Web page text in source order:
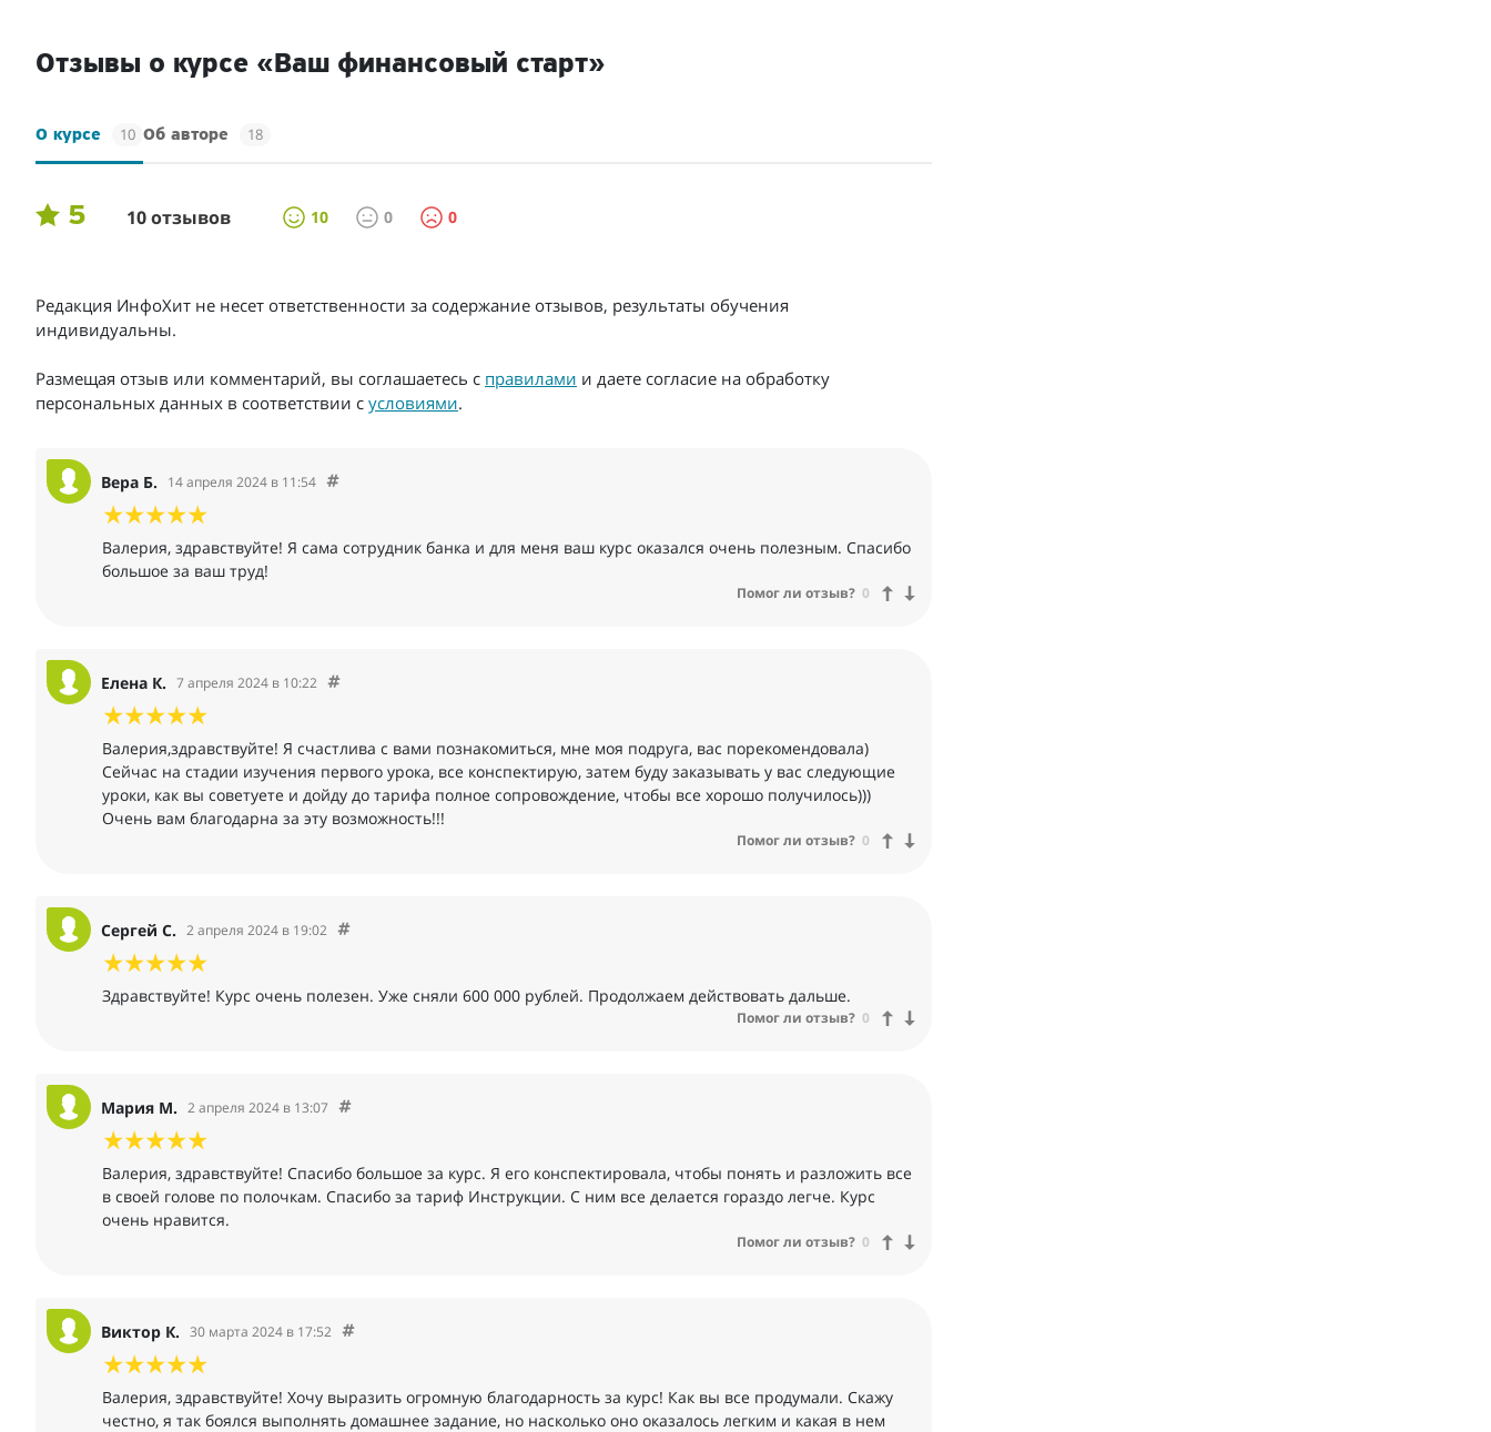
Отзывы о курсе «Ваш финансовый старт»
О курсе 10 Об авторе 18
5 10 отзывов 10 0 0
Редакция ИнфоХит не несет ответственности за содержание отзывов, результаты обучения
индивидуальны.
Размещая отзыв или комментарий, вы соглашаетесь с правилами и даете согласие на обработку
персональных данных в соответствии с условиями.
Вера Б. 14 апреля 2024 в 11:54
Валерия, здравствуйте! Я сама сотрудник банка и для меня ваш курс оказался очень полезным. Спасибо
большое за ваш труд!
Помог ли отзыв? 0
Елена К. 7 апреля 2024 в 10:22
Валерия,здравствуйте! Я счастлива с вами познакомиться, мне моя подруга, вас порекомендовала)
Сейчас на стадии изучения первого урока, все конспектирую, затем буду заказывать у вас следующие
уроки, как вы советуете и дойду до тарифа полное сопровождение, чтобы все хорошо получилось)))
Очень вам благодарна за эту возможность!!!
Помог ли отзыв? 0
Сергей С. 2 апреля 2024 в 19:02
Здравствуйте! Курс очень полезен. Уже сняли 600 000 рублей. Продолжаем действовать дальше.
Помог ли отзыв? 0
Мария М. 2 апреля 2024 в 13:07
Валерия, здравствуйте! Спасибо большое за курс. Я его конспектировала, чтобы понять и разложить все
в своей голове по полочкам. Спасибо за тариф Инструкции. С ним все делается гораздо легче. Курс
очень нравится.
Помог ли отзыв? 0
Виктор К. 30 марта 2024 в 17:52
Валерия, здравствуйте! Хочу выразить огромную благодарность за курс! Как вы все продумали. Скажу
честно, я так боялся выполнять домашнее задание, но насколько оно оказалось легким и какая в нем